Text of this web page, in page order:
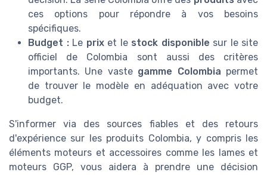
ces options pour répondre à vos besoins
spécifiques.
Budget :Le prixet le stock disponible sur le site
officiel de Colombia sont aussi des critères
importants. Une vaste gamme Colombia permet
de trouver le modèle en adéquation avec votre
budget.
S'informer via des sources fiables et des retours
d'expérience sur les produits Colombia, y compris les
éléments moteurs et accessoires comme les lames et
moteurs GGP, vous aidera à prendre une décision